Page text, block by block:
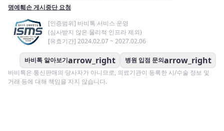
명예훼손 게시중단 요청
[인증범위] 바비톡 서비스 운영
(심사받지 않은 물리적 인프라 제외)
[유효기간] 2024.02.07 ~ 2027.02.06
바비톡 알아보기arrow_right 병원 입점 문의arrow_right
바비톡은 통신판매의 당사자가 아니므로, 의료기관이 등록한 시/수술 정보 및
거래 등에 대해 책임을 지지 않습니다.